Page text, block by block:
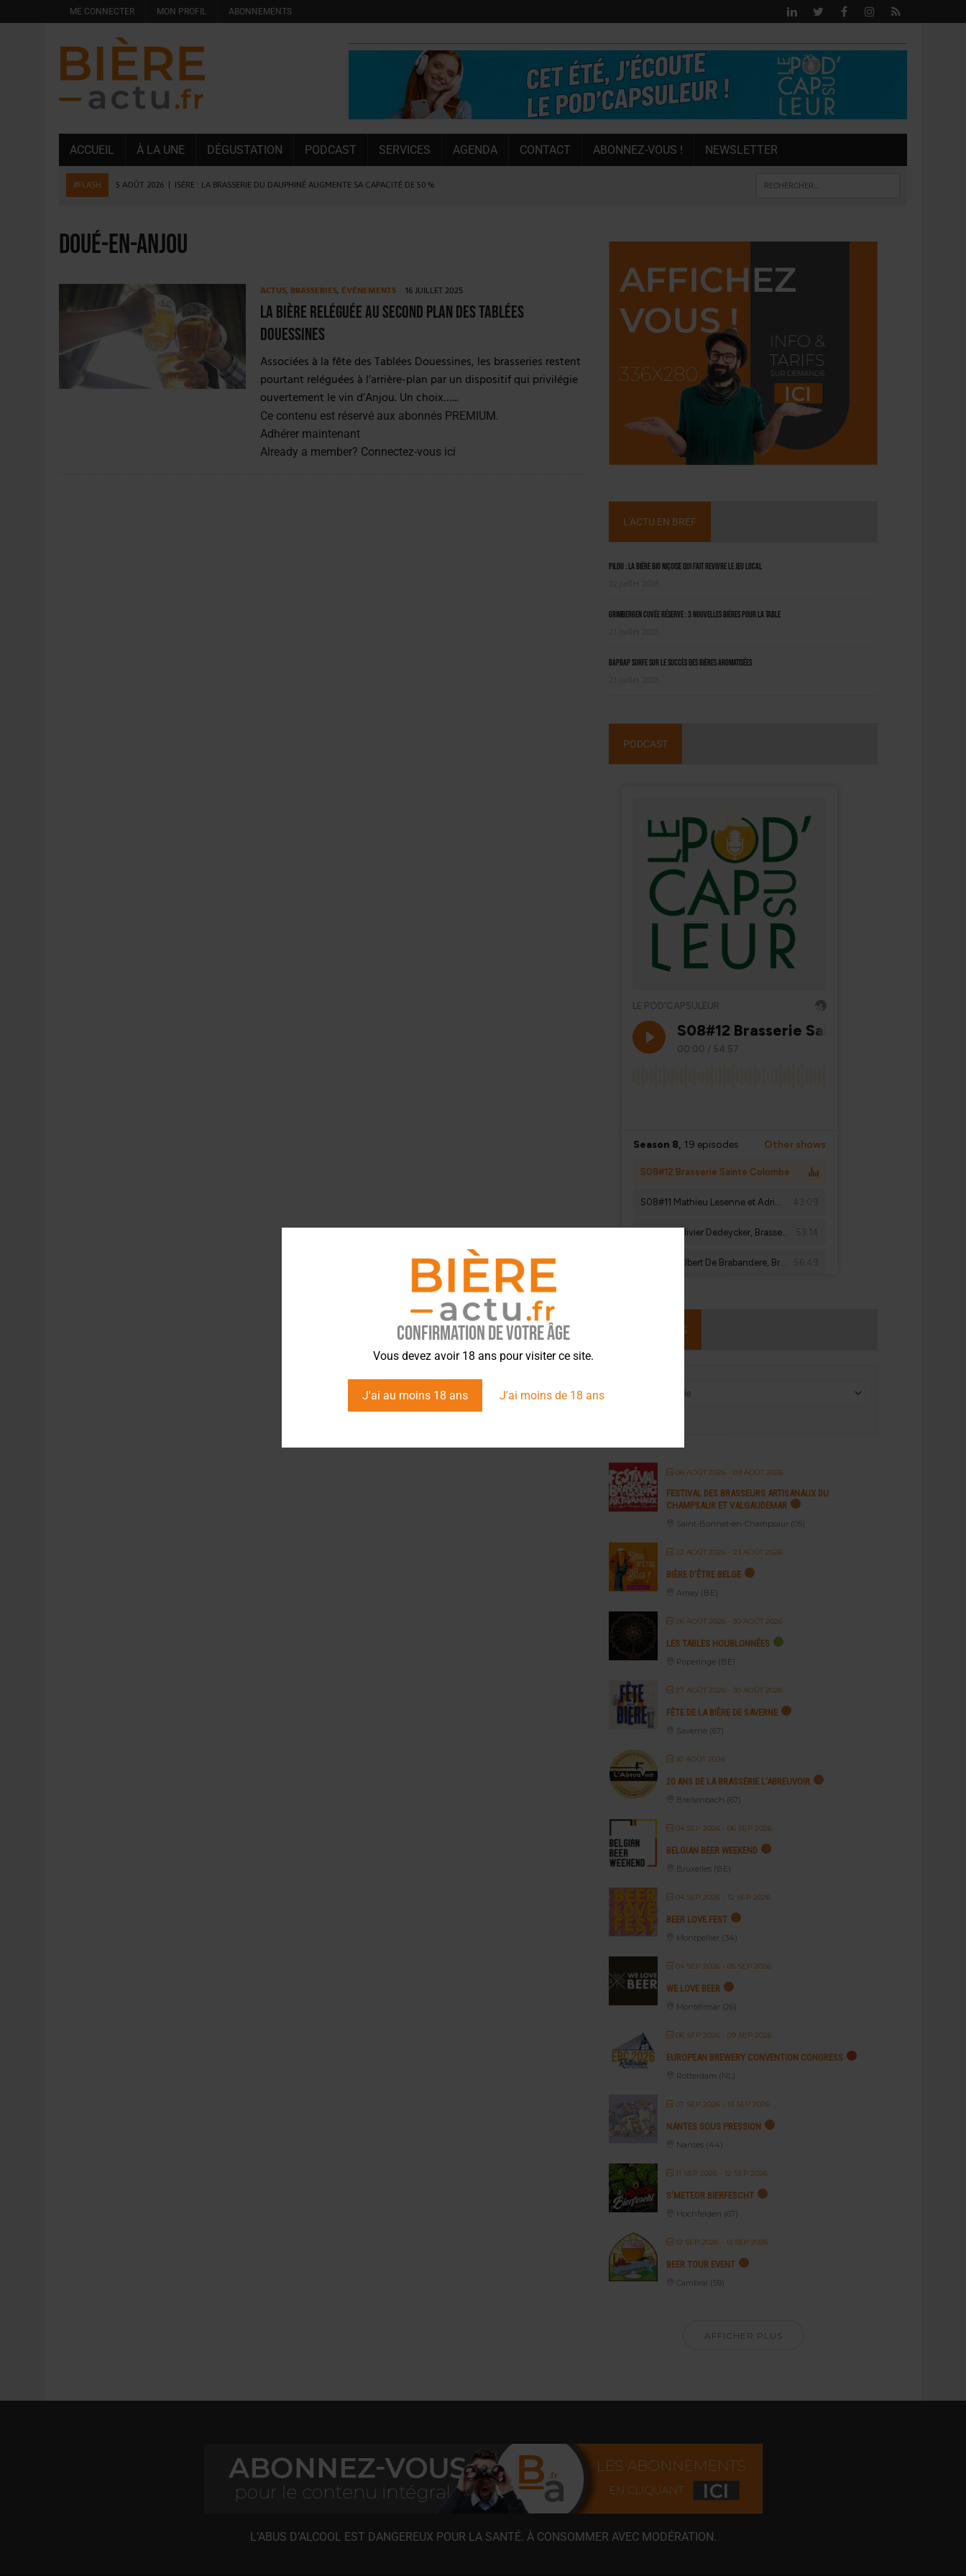
Confirmation de votre âge
Vous devez avoir 18 ans pour visiter ce site.
J'ai au moins 18 ans J'ai moins de 18 ans
ME CONNECTER MON PROFIL ABONNEMENTS
ACCUEIL À LA UNE DÉGUSTATION PODCAST SERVICES AGENDA CONTACT ABONNEZ-VOUS ! NEWSLETTER
#FLASH 5 AOÛT 2026 ISÈRE : LA BRASSERIE DU DAUPHINÉ AUGMENTE SA CAPACITÉ DE 50 %
4 AOÛT 2026 | LA GÉNÉRATION Z ET LA MODÉRATION RÉINVENTENT LE MARCHÉ [ÉTUDE]
3 AOÛT 2026 | CONSOMMATION : LA VISION DU GROUPE ANTHONY MARTIN
31 JUILLET 2026 JUIN EN CHR : LA BIÈRE RESTE EN TÊTE, POURSUIVIE PAR LES NO/LOW [ÉTUDE]
30 JUILLET 2026 | EMBALLAGE DURABLE : LE BOOM DE LA BOUTEILLE ALUMINIUM
5 AOÛT 2026 HEINEKEN A SUPPRIMÉ 3 000 POSTES AU PREMIER SEMESTRE
Doué-en-Anjou
ACTUS, BRASSERIES, ÉVÉNEMENTS 16 JUILLET 2025
La bière reléguée au second plan des Tablées
Douessines
Associées à la fête des Tablées Douessines, les brasseries restent
pourtant reléguées à l’arrière-plan par un dispositif qui privilégie
ouvertement le vin d’Anjou. Un choix…...
Ce contenu est réservé aux abonnés PREMIUM.
Adhérer maintenant
Already a member? Connectez-vous ici
L'ACTU EN BREF
Pilou : la bière bio niçoise qui fait revivre le jeu local
Grimbergen Cuvée Réserve : 3 nouvelles bières pour la table
BAPBAP surfe sur le succès des bières aromatisées
PODCAST
ÉVÉNEMENTS
08 AOÛT 2026 - 09 AOÛT 2026
FESTIVAL DES BRASSEURS ARTISANAUX DU
CHAMPSAUR ET VALGAUDEMAR
Saint-Bonnet-en-Champsaur (05)
22 AOÛT 2026 - 23 AOÛT 2026
BIÈRE D’ÊTRE BELGE
Amay (BE)
26 AOÛT 2026 - 30 AOÛT 2026
LES TABLES HOUBLONNÉES
Poperinge (BE)
27 AOÛT 2026 - 30 AOÛT 2026
FÊTE DE LA BIÈRE DE SAVERNE
Saverne (67)
30 AOÛT 2026
20 ANS DE LA BRASSERIE L’ABREUVOIR
Breitenbach (67)
04 SEP 2026 - 06 SEP 2026
BELGIAN BEER WEEKEND
Bruxelles (BE)
04 SEP 2026 - 12 SEP 2026
BEER LOVE FEST
Montpellier (34)
04 SEP 2026 - 05 SEP 2026
WE LOVE BEER
Montélimar (26)
06 SEP 2026 - 09 SEP 2026
EUROPEAN BREWERY CONVENTION CONGRESS
Rotterdam (NL)
07 SEP 2026 - 13 SEP 2026
NANTES SOUS PRESSION
Nantes (44)
11 SEP 2026 - 12 SEP 2026
S’METEOR BIERFESCHT
Hochfelden (67)
12 SEP 2026 - 13 SEP 2026
BEER TOUR EVENT
Cambrai (59)
AFFICHER PLUS
L’ABUS D’ALCOOL EST DANGEREUX POUR LA SANTÉ. À CONSOMMER AVEC MODÉRATION.